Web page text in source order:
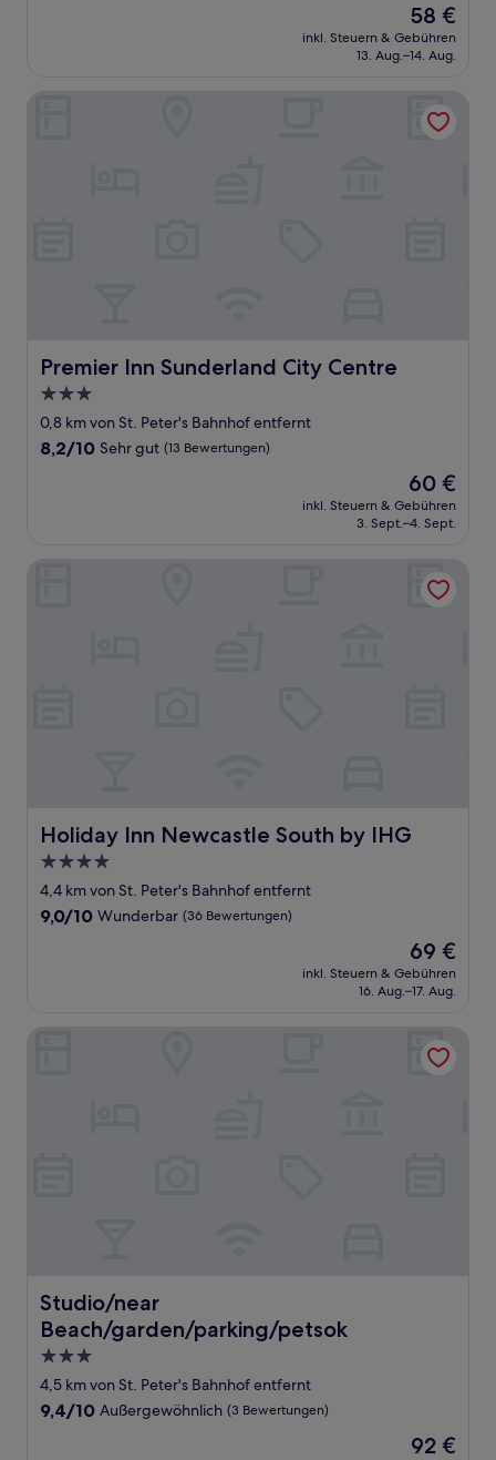
Bewertungen)
Der
Preis
beträgt
58 €
inkl. Steuern & Gebühren
13. Aug.–14. Aug.
Premier Inn Sunderland City Centre
Premier Inn Sunderland City Centre
3.0-
Sterne-
Unterkunft
0,8 km von St. Peter's Bahnhof entfernt
8.2
Bewertungen)
8,2/10 Sehr gut (13 Bewertungen)
Der
Preis
beträgt
60 €
inkl. Steuern & Gebühren
3. Sept.–4. Sept.
Holiday Inn Newcastle South by IHG
Holiday Inn Newcastle South by IHG
4.0-
Sterne-
Unterkunft
4,4 km von St. Peter's Bahnhof entfernt
9.0
9,0/10 Wunderbar (36 Bewertungen)
Der
Preis
beträgt
69 €
inkl. Steuern & Gebühren
16. Aug.–17. Aug.
Studio/near
Beach/garden/parking/petsok
Studio/near Beach/garden/parking/petsok
3.0-
Sterne-
Unterkunft
4,5 km von St. Peter's Bahnhof entfernt
9.4
9,4/10 Außergewöhnlich (3 Bewertungen)
Der
92 €